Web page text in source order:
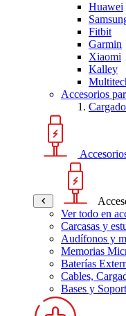
Huawei
Fitbit
Garmin
Xiaomi
Kalley
Accesorios
Ver todo en
Carcasas y
Audífonos y
Memorias
Baterías
Cables,
Bases y